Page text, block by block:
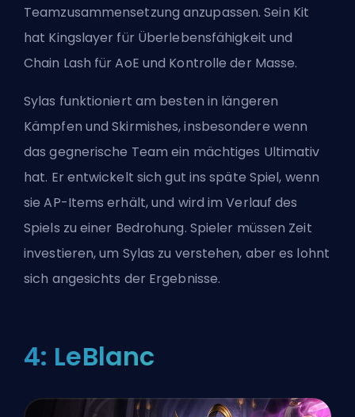
Teamzusammensetzung anzupassen. Sein Kit
hat Kingslayer für Überlebensfähigkeit und
Chain Lash für AoE und Kontrolle der Masse.
Sylas funktioniert am besten in längeren
Kämpfen und Skirmishes, insbesondere wenn
das gegnerische Team ein mächtiges Ultimativ
hat. Er entwickelt sich gut ins späte Spiel, wenn
sie AP-Items erhält, und wird im Verlauf des
Spiels zu einer Bedrohung. Spieler müssen Zeit
investieren, um Sylas zu verstehen, aber es lohnt
sich angesichts der Ergebnisse.
4: LeBlanc